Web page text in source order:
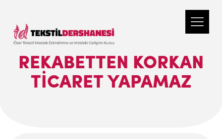
REKABETTEN KORKAN
TICARET YAPAMAZ